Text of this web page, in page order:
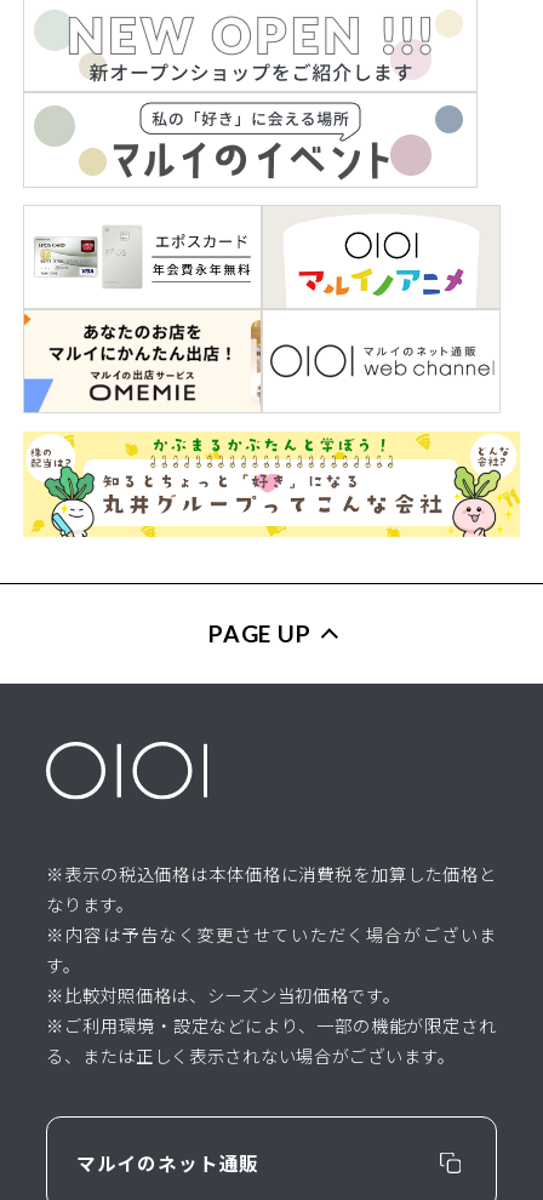
PAGE UP
※表示の税込価格は本体価格に消費税を加算した価格と
なります。
※内容は予告なく変更させていただく場合がございま
す。
※比較対照価格は、シーズン当初価格です。
※ご利用環境・設定などにより、一部の機能が限定され
る、または正しく表示されない場合がございます。
マルイのネット通販